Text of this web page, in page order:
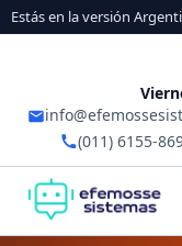
Estás en la versión
(011) 6155-